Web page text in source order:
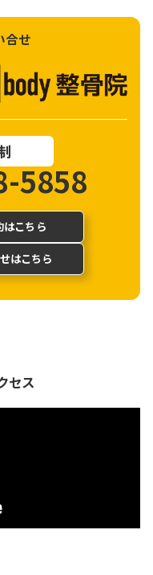
合せ
5858
はこちら
はこちら
セス